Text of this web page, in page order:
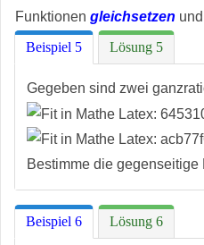
Funktionen gleichsetzen
Beispiel 5
Lösung 5
Gegeben sind zwei
Bestimme die
Beispiel 6 Lösung 6